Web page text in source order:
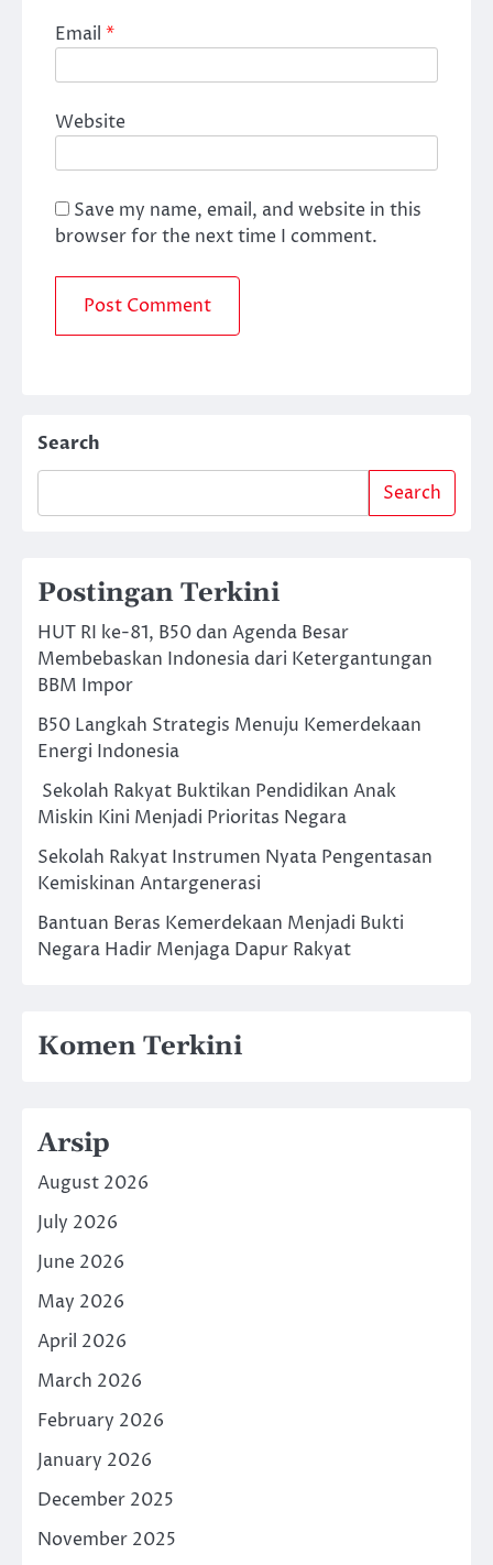
Email *
Website
Save my name, email, and website in this
browser for the next time I comment.
Search
Search
Postingan Terkini
HUT RI ke-81, B50 dan Agenda Besar
Membebaskan Indonesia dari Ketergantungan
BBM Impor
B50 Langkah Strategis Menuju Kemerdekaan
Energi Indonesia
Sekolah Rakyat Buktikan Pendidikan Anak
Miskin Kini Menjadi Prioritas Negara
Sekolah Rakyat Instrumen Nyata Pengentasan
Kemiskinan Antargenerasi
Bantuan Beras Kemerdekaan Menjadi Bukti
Negara Hadir Menjaga Dapur Rakyat
Komen Terkini
Arsip
August 2026
July 2026
June 2026
May 2026
April 2026
March 2026
February 2026
January 2026
December 2025
November 2025